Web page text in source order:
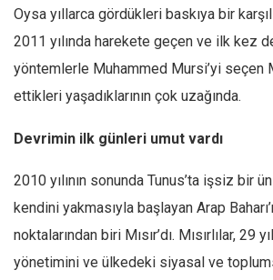
Bağdagül Öz
Esra Elönü
Kategoriler
Kültür Sanat
Kitap
Oysa yıllarca gördükleri baskıya bir
2011 yılında harekete geçen ve ilk kez
yöntemlerle Muhammed Mursi’yi seçen
ettikleri yaşadıklarının çok uzağında.
Devrimin ilk günleri umut vardı
2010 yılının sonunda Tunus’ta işsiz bir
kendini yakmasıyla başlayan Arap
noktalarından biri Mısır’dı. Mısırlılar, 29
yönetimini ve ülkedeki siyasal ve